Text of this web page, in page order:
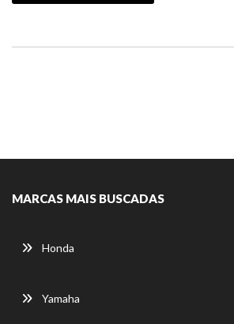
MARCAS MAIS BUSCADAS
Honda
Yamaha